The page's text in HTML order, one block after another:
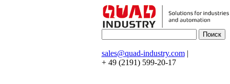
sales@quad-industry.com|
+ 49 (2191) 599-20-17